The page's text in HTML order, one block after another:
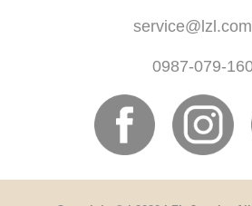
0987-079-